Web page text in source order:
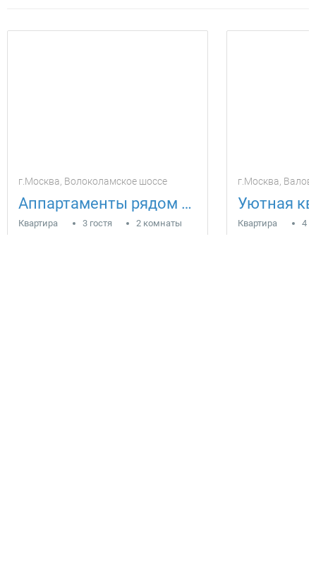
г.Москва, Волоколамское шоссе
Аппартаменты рядом с Крокус-Экспо
Квартира 3 гостя 2 комнаты
г.Москва,
Квартира 4